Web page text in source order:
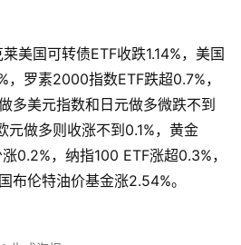
美国可转债ETF收跌1.14%，美国
罗素2000指数ETF跌超0.7%，
多美元指数和日元做多微跌不到
元做多则收涨不到0.1%，黄金
0.2%，纳指100 ETF涨超0.3%，
布伦特油价基金涨2.54%。